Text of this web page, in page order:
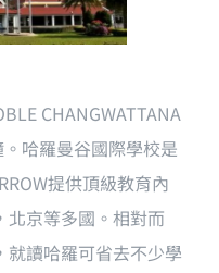
CHANGWATTANA
。哈羅曼谷國際學校是
提供頂級教育內
北京等多國。相對而
就讀哈羅可省去不少學